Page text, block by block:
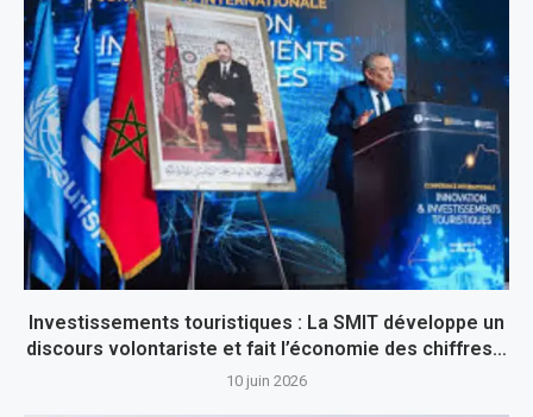
Investissements touristiques : La SMIT développe un
discours volontariste et fait l’économie des chiffres…
10 juin 2026